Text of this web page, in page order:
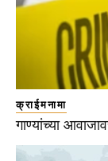
क्राईमनामा
गाण्यांच्या